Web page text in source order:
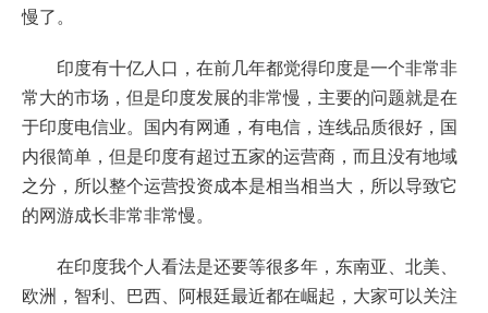
慢了。
印度有十亿人口，在前几年都觉得印度是一个非常非
常大的市场，但是印度发展的非常慢，主要的问题就是在
于印度电信业。国内有网通，有电信，连线品质很好，国
内很简单，但是印度有超过五家的运营商，而且没有地域
之分，所以整个运营投资成本是相当相当大，所以导致它
的网游成长非常非常慢。
在印度我个人看法是还要等很多年，东南亚、北美、
欧洲，智利、巴西、阿根廷最近都在崛起，大家可以关注